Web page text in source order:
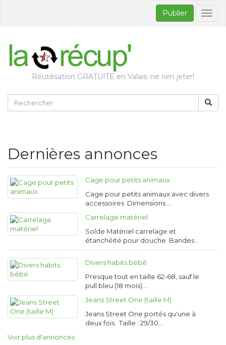
Publier
Réutilisation GRATUITE en Valais: ne rien jeter!
Dernières annonces
Cage pour petits animaux
Cage pour petits animaux avec divers
accessoires Dimensions …
Carrelage matériel
Solde Matériel carrelage et
étanchéité pour douche. Bandes…
Divers habits bébé
Presque tout en taille 62-68, sauf le
pull bleu (18 mois).…
Jeans Street One (taille M)
Jeans Street One portés qu'une à
deux fois. Taille : 29/30…
Voir plus d'annonces